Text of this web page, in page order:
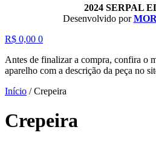
2024 SERPAL
Desenvolvido por
R$ 0,00 0
Antes de finalizar a compra, confira o
aparelho com a descrição da peça no
Início /Crepeira
Crepeira